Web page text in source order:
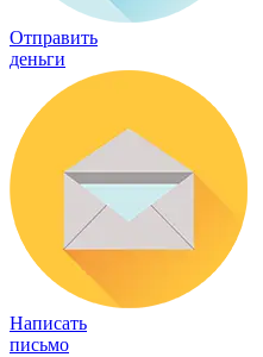
Отправить
деньги
Написать
письмо